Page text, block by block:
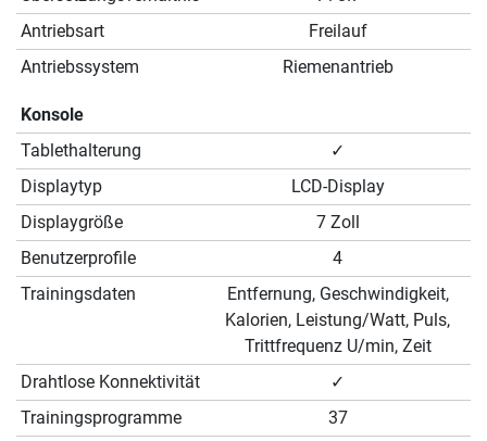
Antriebsart
Freilauf
Antriebssystem
Riemenantrieb
Konsole
Tablethalterung
✓
Displaytyp
LCD-Display
Displaygröße
7 Zoll
Benutzerprofile
4
Trainingsdaten
Entfernung, Geschwindigkeit,
Kalorien, Leistung/Watt, Puls,
Trittfrequenz U/min, Zeit
Drahtlose Konnektivität
✓
Trainingsprogramme
37